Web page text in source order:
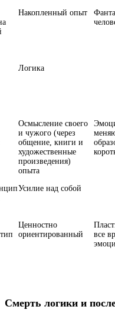
Накопленный опыт
Логика
Осмысление своего
и чужого (через
общение, книги и
художественные
произведения)
опыта
Усилие над собой
Ценностно
ориентированный
все
Смерть логики и